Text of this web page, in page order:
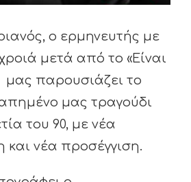
ο ερμηνευτής με
μετά από το «Είναι
μας παρουσιάζει το
μας τραγούδι
του 90, με νέα
νέα προσέγγιση.